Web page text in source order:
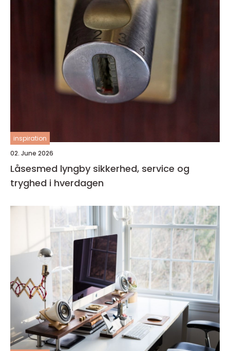
inspiration
02. June 2026
Låsesmed lyngby sikkerhed, service og
tryghed i hverdagen